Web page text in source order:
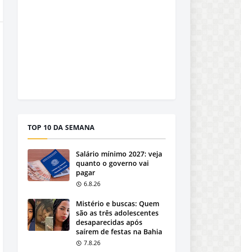
TOP 10 DA SEMANA
Salário mínimo 2027: veja
quanto o governo vai
pagar
6.8.26
Mistério e buscas: Quem
são as três adolescentes
desaparecidas após
saírem de festas na Bahia
7.8.26